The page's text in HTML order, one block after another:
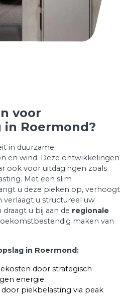
voor
Roermond?
in duurzame
en wind. Deze ontwikkelingen
ook voor uitdagingen zoals
Met een slim
u deze pieken op, verhoogt
verlaagt u structureel uw
u bij aan de regionale
maken van
in Roermond:
door strategisch
energie.
piekbelasting via peak